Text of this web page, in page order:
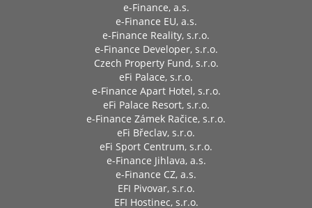
e-Finance, a.s.
e-Finance EU, a.s.
e-Finance Reality, s.r.o.
e-Finance Developer, s.r.o.
Czech Property Fund, s.r.o.
eFi Palace, s.r.o.
e-Finance Apart Hotel, s.r.o.
eFi Palace Resort, s.r.o.
e-Finance Zámek Račice, s.r.o.
eFi Břeclav, s.r.o.
eFi Sport Centrum, s.r.o.
e-Finance Jihlava, a.s.
e-Finance CZ, a.s.
EFI Pivovar, s.r.o.
EFI Hostinec, s.r.o.